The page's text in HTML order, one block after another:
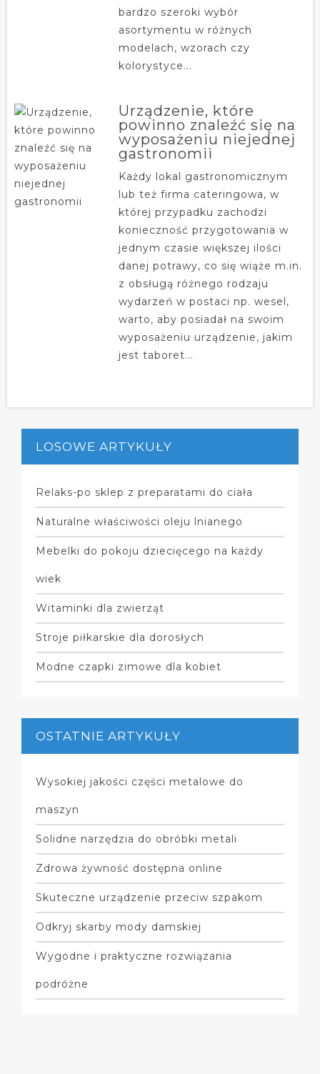
bardzo szeroki wybór
asortymentu w różnych
modelach, wzorach czy
kolorystyce...
Urządzenie, które
powinno znaleźć się na
wyposażeniu niejednej
gastronomii
Każdy lokal gastronomicznym
lub też firma cateringowa, w
której przypadku zachodzi
konieczność przygotowania w
jednym czasie większej ilości
danej potrawy, co się wiąże m.in.
z obsługą różnego rodzaju
wydarzeń w postaci np. wesel,
warto, aby posiadał na swoim
wyposażeniu urządzenie, jakim
jest taboret...
LOSOWE ARTYKUŁY
Relaks-po sklep z preparatami do ciała
Naturalne właściwości oleju lnianego
Mebelki do pokoju dziecięcego na każdy
wiek
Witaminki dla zwierząt
Stroje piłkarskie dla dorosłych
Modne czapki zimowe dla kobiet
OSTATNIE ARTYKUŁY
Wysokiej jakości części metalowe do
maszyn
Solidne narzędzia do obróbki metali
Zdrowa żywność dostępna online
Skuteczne urządzenie przeciw szpakom
Odkryj skarby mody damskiej
Wygodne i praktyczne rozwiązania
podróżne